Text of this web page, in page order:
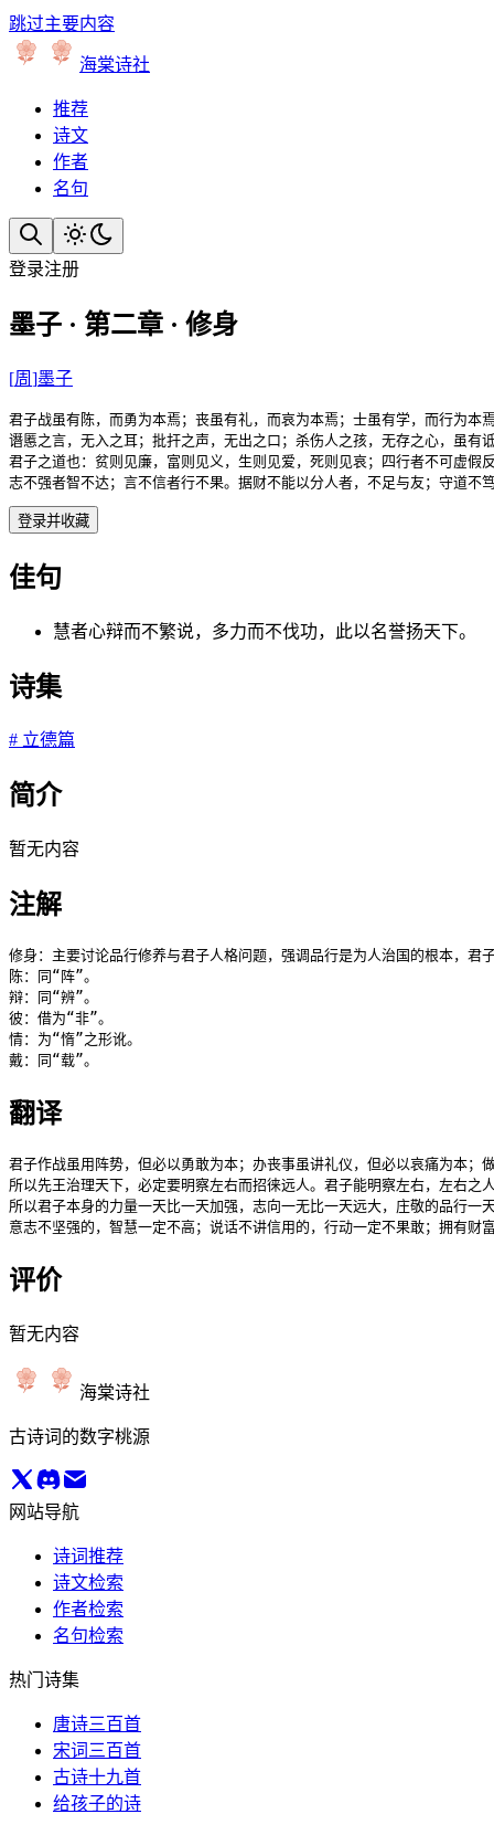
跳过主要内容
海棠诗社
推荐
诗文
作者
名句
登录注册
墨子 · 第二章 · 修身
[周]墨子
君子战虽有陈，而勇为本焉；丧虽有礼，而哀为本焉；士虽有学，而行为
谮慝之言，无入之耳；批扞之声，无出之口；杀伤人之孩，无存之心，虽
君子之道也：贫则见廉，富则见义，生则见爱，死则见哀；四行者不可虚
登录并收藏
佳句
慧者心辩而不繁说，多力而不伐功，此以名誉扬天下。
诗集
# 立德篇
简介
暂无内容
注解
修身：主要讨论品行修养与君子人格问题，强调品行是为人治国的根本，
陈：同“阵”。
辩：同“辨”。
彼：借为“非”。
情：为“惰”之形讹。
翻译
君子作战虽用阵势，但必以勇敢为本；办丧事虽讲礼仪，但必以哀痛为本
所以先王治理天下，必定要明察左右而招徕远人。君子能明察左右，左右
所以君子本身的力量一天比一天加强，志向一无比一天远大，庄敬的品行
评价
暂无内容
海棠诗社
古诗词的数字桃源
网站导航
诗词推荐
诗文检索
作者检索
名句检索
热门诗集
唐诗三百首
宋词三百首
古诗十九首
给孩子的诗